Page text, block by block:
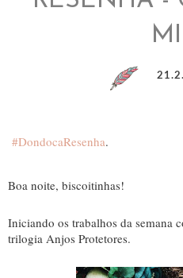
#DondocaResenha.
Boa noite, biscoitinhas!
Iniciando os trabalhos da semana
trilogia Anjos Protetores.